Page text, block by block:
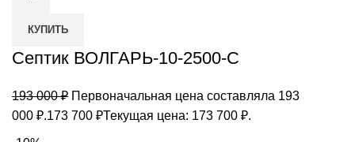
КУПИТЬ
Септик ВОЛГАРЬ-10-2500-С
193 000₽ Первоначальная цена составляла 193
000 ₽.173 700 ₽Текущая цена: 173 700 ₽.